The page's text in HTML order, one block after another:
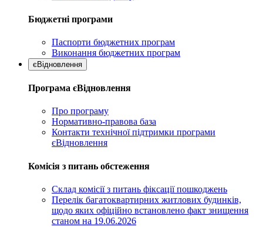
Бюджетні програми
Паспорти бюджетних програм
Виконання бюджетних програм
єВідновлення
Програма єВідновлення
Про програму
Нормативно-правова база
Контакти технічної підтримки програми
єВідновлення
Комісія з питань обстеження
Склад комісії з питань фіксації пошкоджень
Перелік багатоквартирних житлових будинків,
щодо яких офіційно встановлено факт знищення
станом на 19.06.2026